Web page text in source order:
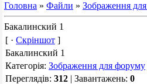
Головна » Файли » Зображення
Бакалинский 1
[ · Скріншот ]
Бакалинский 1
Категорія: Зображення для форуму
Переглядів: 312 | Завантажень: 0